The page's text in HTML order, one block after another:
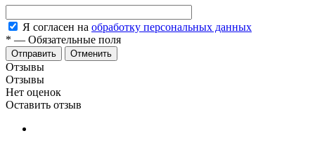
Я согласен на обработку персональных данных
* — Обязательные поля
Отменить
Отзывы
Отзывы
Нет оценок
Оставить отзыв